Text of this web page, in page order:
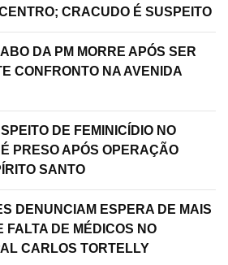
CRACUDO É SUSPEITO
DA PM MORRE APÓS SER
CONFRONTO NA AVENIDA
DE FEMINICÍDIO NO
PRESO APÓS OPERAÇÃO
SANTO
DENUNCIAM ESPERA DE MAIS
FALTA DE MÉDICOS NO
CARLOS TORTELLY